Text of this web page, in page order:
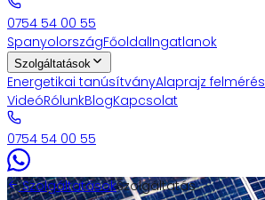
0754 54 00 55
SpanyolországFőoldalIngatlanok
Szolgáltatások
Energetikai tanúsítványAlaprajz felmérés
VideóRólunkBlogKapcsolat
0754 54 00 55
SzolgáltatásokSzolgáltatás